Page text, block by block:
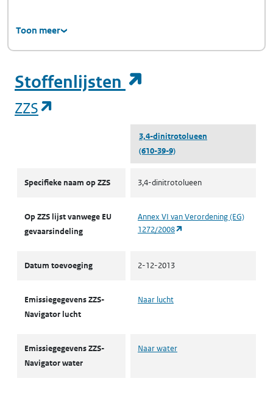
Toon meer
Stoffenlijsten
ZZS
3,4-dinitrotolueen
(610-39-9)
Specifieke naam op ZZS 3,4-dinitrotolueen
Op ZZS lijst vanwege EU
gevaarsindeling
Annex VI van Verordening (EG)
1272/2008
Datum toevoeging 2-12-2013
Emissiegegevens ZZS-
Navigator lucht
Naar lucht
Emissiegegevens ZZS-
Navigator water
Naar water